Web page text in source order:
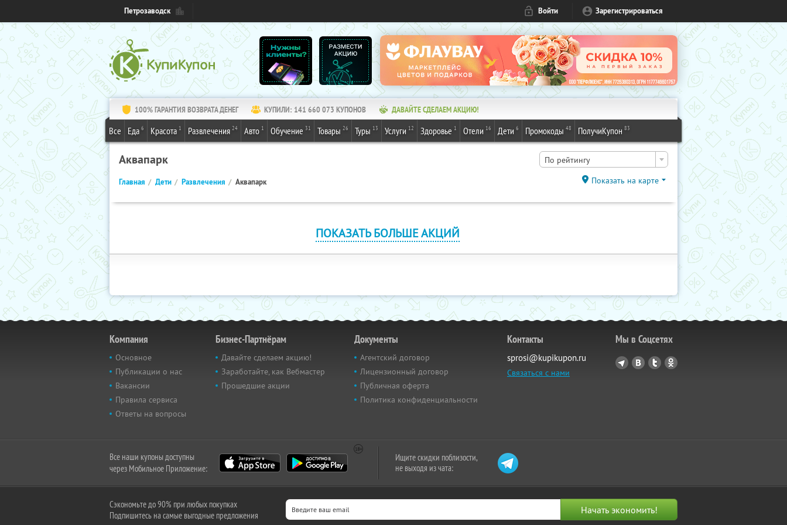
Петрозаводск Войти Зарегистрироваться
100% ГАРАНТИЯ ВОЗВРАТА ДЕНЕГ КУПИЛИ: 141 660 073 КУПОНОВ ДАВАЙТЕ СДЕЛАЕМ АКЦИЮ!
Все Еда 6 Красота 1 Развлечения 24 Авто 1 Обучение 31 Товары 26 Туры 13 Услуги 12 Здоровье 1 Отели 16 Дети 6 Промокоды 48 ПолучиКупон 83
Аквапарк По рейтингу
Главная Дети Развлечения Аквапарк Показать на карте
ПОКАЗАТЬ БОЛЬШЕ АКЦИЙ
Компания
Основное
Публикации о нас
Вакансии
Правила сервиса
Ответы на вопросы
Бизнес-Партнёрам
Давайте сделаем акцию!
Заработайте, как Вебмастер
Прошедшие акции
Документы
Агентский договор
Лицензионный договор
Публичная оферта
Политика конфиденциальности
Контакты
sprosi@kupikupon.ru
Связаться с нами
Мы в Соцсетях
Все наши купоны доступны
через Мобильное Приложение:
Ищите скидки поблизости,
не выходя из чата:
Сэкономьте до 90% при любых покупках
Подпишитесь на самые выгодные предложения